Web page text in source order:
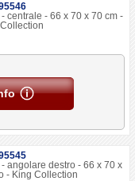
centrale - 66 x 70 x 70 cm -
angolare destro - 66 x 70 x
- King Collection